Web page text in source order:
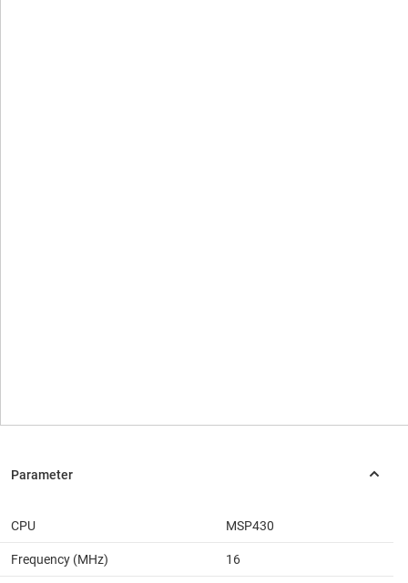
CPU MSP430
Frequency (MHz) 16